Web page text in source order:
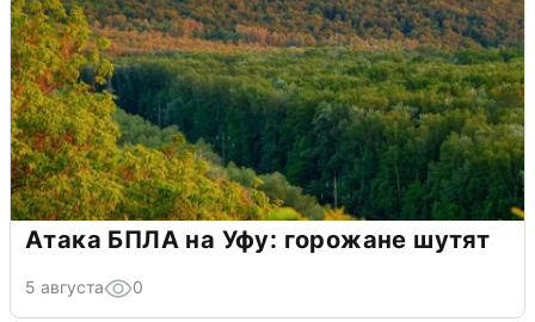
Атака БПЛА на Уфу: горожане шутят
5 августа 0